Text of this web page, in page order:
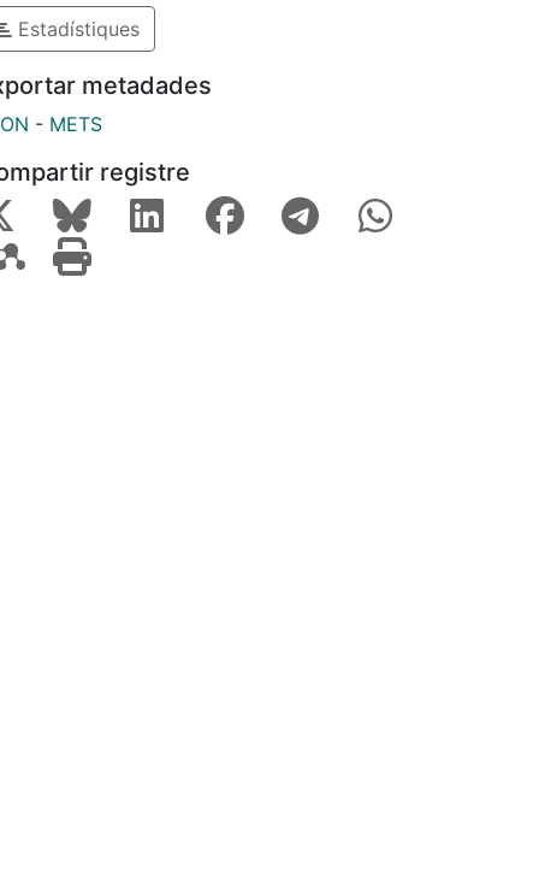
Estadístiques
metadades
- METS
registre